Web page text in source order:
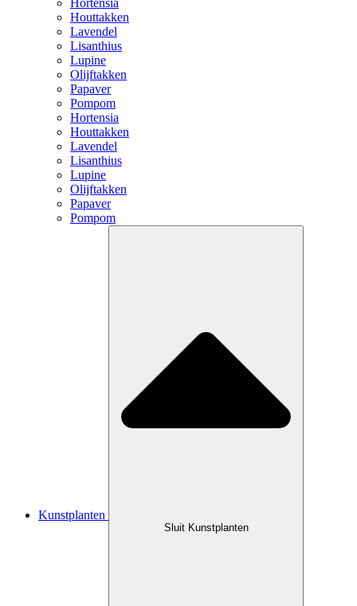
Houttakken
Lavendel
Lisanthius
Lupine
Olijftakken
Papaver
Pompom
Hortensia
Houttakken
Lavendel
Lisanthius
Lupine
Olijftakken
Papaver
Pompom
Kunstplanten
Sluit Kunstplanten